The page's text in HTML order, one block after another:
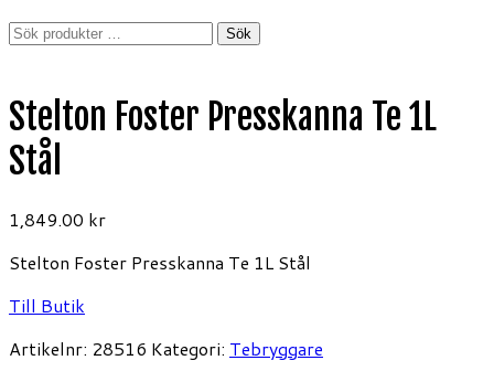
Sök
Sök
Stelton Foster Presskanna Te 1L
Stål
1,849.00 kr
Stelton Foster Presskanna Te 1L Stål
Till Butik
Artikelnr: 28516 Kategori: Tebryggare